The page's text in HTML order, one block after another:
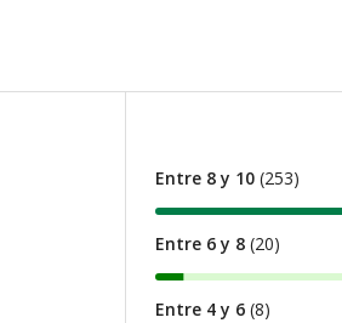
Entre 8 y 10 (253)
Entre 6 y 8 (20)
Entre 4 y 6 (8)